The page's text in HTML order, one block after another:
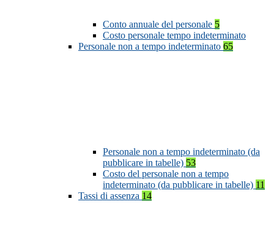
Conto annuale del personale 5
Costo personale tempo indeterminato
Personale non a tempo indeterminato 65
Personale non a tempo indeterminato (da
pubblicare in tabelle) 53
Costo del personale non a tempo
indeterminato (da pubblicare in tabelle) 11
Tassi di assenza 14